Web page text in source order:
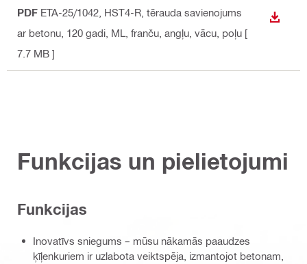
PDF ETA-25/1042, HST4-R, tērauda savienojums
ar betonu, 120 gadi, ML , franču, angļu, vācu, poļu [
7.7 MB ]
Funkcijas un pielietojumi
Funkcijas
Inovatīvs sniegums – mūsu nākamās paaudzes
ķīļenkuriem ir uzlabota veiktspēja, izmantojot betonam,